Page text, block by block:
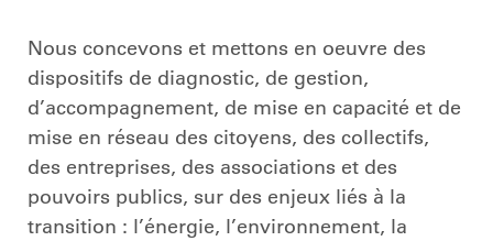
Nous concevons et mettons en oeuvre des
dispositifs de diagnostic, de gestion,
d’accompagnement, de mise en capacité et de
mise en réseau des citoyens, des collectifs,
des entreprises, des associations et des
pouvoirs publics, sur des enjeux liés à la
transition : l’énergie, l’environnement, la